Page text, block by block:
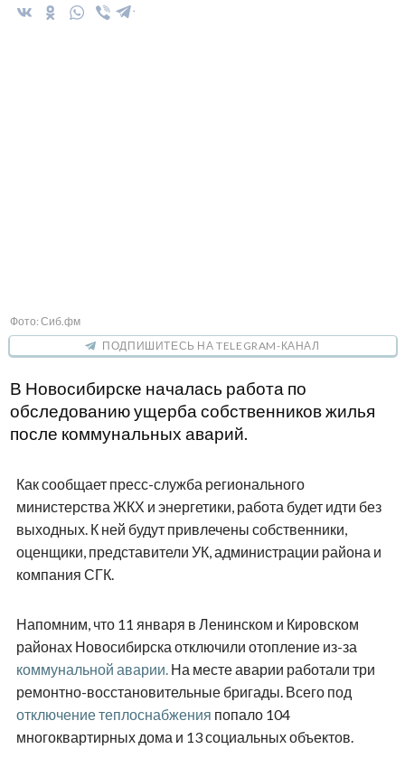
Фото: Сиб.фм
ПОДПИШИТЕСЬ НА TELEGRAM-КАНАЛ
В Новосибирске началась работа по
обследованию ущерба собственников жилья
после коммунальных аварий.
Как сообщает пресс-служба регионального
министерства ЖКХ и энергетики, работа будет идти без
выходных. К ней будут привлечены собственники,
оценщики, представители УК, администрации района и
компания СГК.
Напомним, что 11 января в Ленинском и Кировском
районах Новосибирска отключили отопление из-за
коммунальной аварии. На месте аварии работали три
ремонтно-восстановительные бригады. Всего под
отключение теплоснабжения попало 104
многоквартирных дома и 13 социальных объектов.